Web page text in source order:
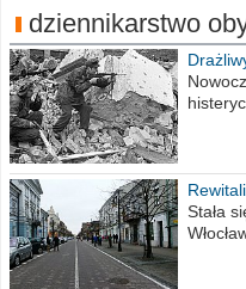
dziennikarstwo
Stała